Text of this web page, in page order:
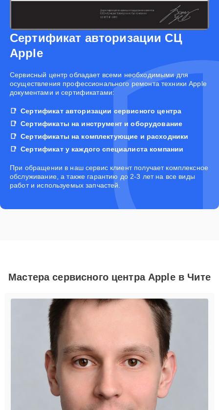
Сертификат авторизации СЦ
Apple
Cервисный центр обладает всеми необходимыми для
осуществления профессионального ремонта техники Apple
документами и сертификатами:
Сертификат авторизации сервисного центра
Сертификаты на инструмент и оборудование
Сертификаты на комплектующие и расходники
Сертификат у каждого специалиста компании
При обращении в наш сервис клиент получает комплексное
обслуживание, а также гарантию до 2-3 лет на все виды
работ и используемых запчастей.
Мастера сервисного центра Apple в Чите